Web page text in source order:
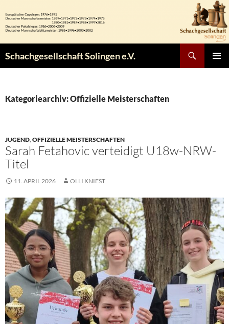
Inhalt
springen
Schachgesellschaft Solingen e.V.
Kategoriearchiv: Offizielle Meisterschaften
JUGEND,OFFIZIELLE MEISTERSCHAFTEN
Sarah Fetahovic verteidigt U18w-NRW-
Titel
11. APRIL 2026 OLLI KNIEST